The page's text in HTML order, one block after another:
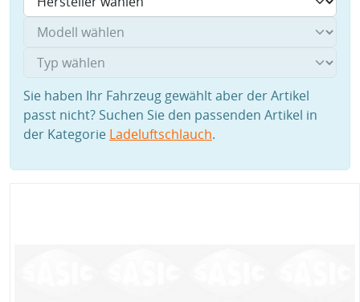
Sie haben Ihr Fahrzeug gewählt aber der Artikel
passt nicht? Suchen Sie den passenden Artikel in
der Kategorie Ladeluftschlauch.